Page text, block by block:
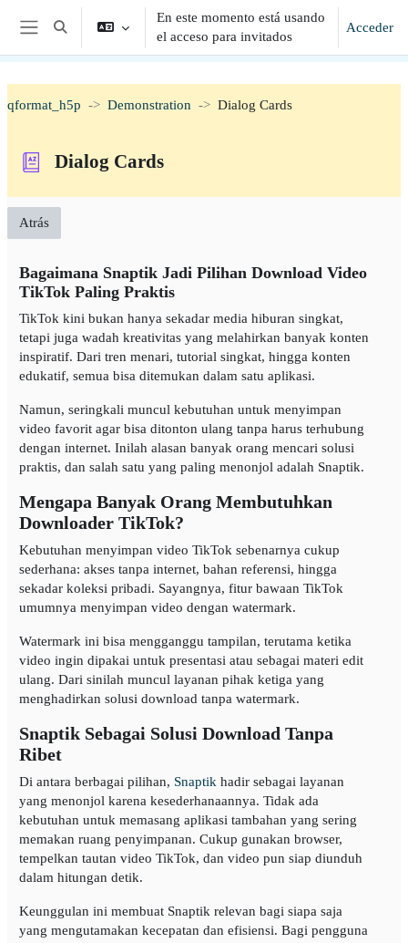
Salta al contenido principal
Panel lateral
Selector de búsqueda de entrada
En este momento está usando
el acceso para invitados
Acceder
qformat_h5p Demonstration Dialog Cards
Dialog Cards
Atrás
Bagaimana Snaptik Jadi Pilihan Download Video
TikTok Paling Praktis
TikTok kini bukan hanya sekadar media hiburan singkat,
tetapi juga wadah kreativitas yang melahirkan banyak konten
inspiratif. Dari tren menari, tutorial singkat, hingga konten
edukatif, semua bisa ditemukan dalam satu aplikasi.
Namun, seringkali muncul kebutuhan untuk menyimpan
video favorit agar bisa ditonton ulang tanpa harus terhubung
dengan internet. Inilah alasan banyak orang mencari solusi
praktis, dan salah satu yang paling menonjol adalah Snaptik.
Mengapa Banyak Orang Membutuhkan
Downloader TikTok?
Kebutuhan menyimpan video TikTok sebenarnya cukup
sederhana: akses tanpa internet, bahan referensi, hingga
sekadar koleksi pribadi. Sayangnya, fitur bawaan TikTok
umumnya menyimpan video dengan watermark.
Watermark ini bisa mengganggu tampilan, terutama ketika
video ingin dipakai untuk presentasi atau sebagai materi edit
ulang. Dari sinilah muncul layanan pihak ketiga yang
menghadirkan solusi download tanpa watermark.
Snaptik Sebagai Solusi Download Tanpa
Ribet
Di antara berbagai pilihan, Snaptik hadir sebagai layanan
yang menonjol karena kesederhanaannya. Tidak ada
kebutuhan untuk memasang aplikasi tambahan yang sering
memakan ruang penyimpanan. Cukup gunakan browser,
tempelkan tautan video TikTok, dan video pun siap diunduh
dalam hitungan detik.
Keunggulan ini membuat Snaptik relevan bagi siapa saja
yang mengutamakan kecepatan dan efisiensi. Bagi pengguna